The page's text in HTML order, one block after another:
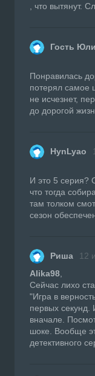
, что вытянут.
Гость
Понравилась
потерял самое
не исчезнет,
до дорогой
HynLyao
И это 5 серия?
что тогда
там толком
сезон
Риша 12
Alika98
Сейчас лихо
"Игра в
первых секунд.
вначале.
шоке. Вообще
детективного